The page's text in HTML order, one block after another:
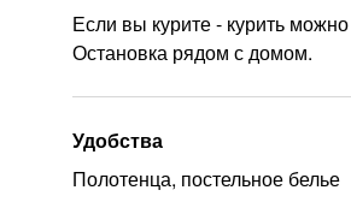
Если вы курите - курить
Остановка рядом с домом.
Удобства
Полотенца, постельное белье